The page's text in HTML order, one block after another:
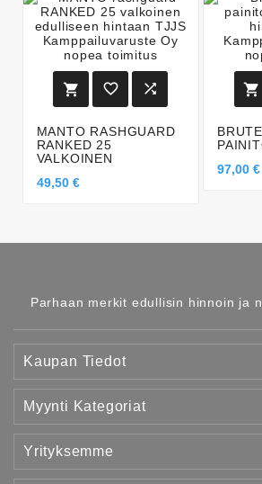
  
MANTO RASHGUARD
RANKED 25
VALKOINEN
49,50 €

97,00 €
Parhaan merkit edullisin hinnoin ja
Kaupan Tiedot
Myynti Kategoriat
Yrityksemme